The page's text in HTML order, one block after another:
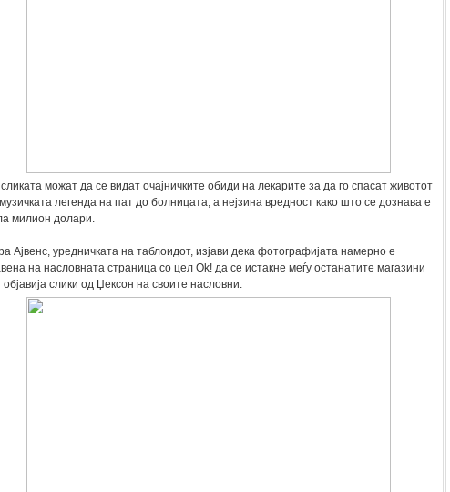
можат да се видат очајничките обиди на лекарите за да го спасат животот
легенда на пат до болницата, а нејзина вредност како што се дознава е
милион долари.
Ајвенс, уредничката на таблоидот, изјави дека фотографијата намерно е
на насловната страница со цел Ok! да се истакне меѓу останатите магазини
објавија слики од Џексон на своите насловни.